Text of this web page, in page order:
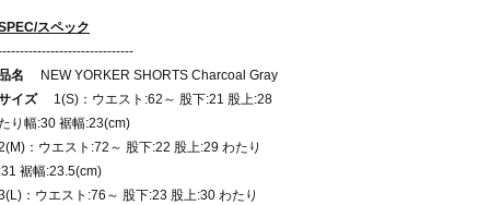
スペック
名
NEW YORKER SHORTS Charcoal Gray
イズ1(S)：ウエスト:62～ 股下:21 股上:28
り幅:30 裾幅:23(cm)
：ウエスト:72～ 股下:22 股上:29 わたり
裾幅:23.5(cm)
：ウエスト:76～ 股下:23 股上:30 わたり